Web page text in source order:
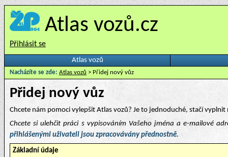
Atlas vozů.cz
Přihlásit se
Atlas vozů
Nacházíte se zde: Atlas vozů > Přidej nový vůz
Přidej nový vůz
Chcete nám pomoci vylepšit Atlas vozů? Je to jednoduché, stačí
Chcete si ulehčit práci s vypisováním Vašeho jména a e-mailové
přihlášenými uživateli jsou zpracovávány přednostně.
Základní údaje